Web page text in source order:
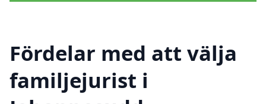
Fördelar med att välja
familjejurist i